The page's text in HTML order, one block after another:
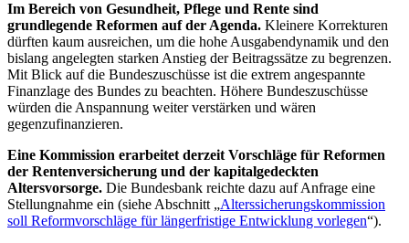
Im Bereich von Gesundheit, Pflege und Rente sind
grundlegende Reformen auf der Agenda. Kleinere Korrekturen
dürften kaum ausreichen, um die hohe Ausgabendynamik und den
bislang angelegten starken Anstieg der Beitragssätze zu begrenzen.
Mit Blick auf die Bundeszuschüsse ist die extrem angespannte
Finanzlage des Bundes zu beachten. Höhere Bundeszuschüsse
würden die Anspannung weiter verstärken und wären
gegenzufinanzieren.
Eine Kommission erarbeitet derzeit Vorschläge für Reformen
der Rentenversicherung und der kapitalgedeckten
Altersvorsorge. Die Bundesbank reichte dazu auf Anfrage eine
Stellungnahme ein (siehe Abschnitt „Alterssicherungskommission
soll Reformvorschläge für längerfristige Entwicklung vorlegen“).